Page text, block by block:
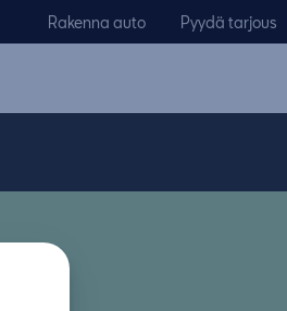
Rakenna auto Pyydä tarjous